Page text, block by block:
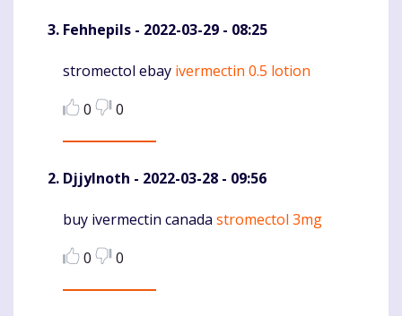
Fehhepils - 2022-03-29 - 08:25
Komentaras
stromectol ebay ivermectin 0.5 lotion
0
0
DjjyInoth - 2022-03-28 - 09:56
Komentaras
buy ivermectin canada stromectol 3mg
0
0